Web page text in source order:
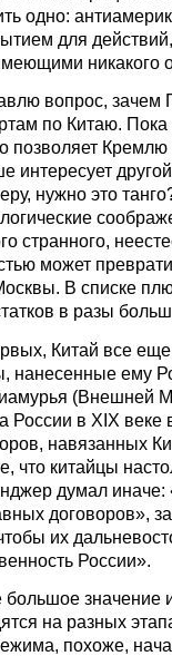
одно:
для
никакого
вопрос, зачем
по Китаю. Пока
позволяет
интересует
нужно это
странного,
может
В списке
в разы
Китай все
нанесенные ему
(Внешней
России в ХІХ веке
навязанных
что китайцы
думал
договоров»,
их
России».
большое значение
на разных
похоже,